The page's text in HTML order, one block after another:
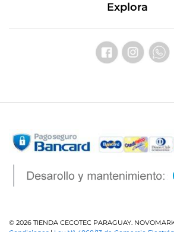
Explora
© 2026 TIENDA CECOTEC PARAGUAY.